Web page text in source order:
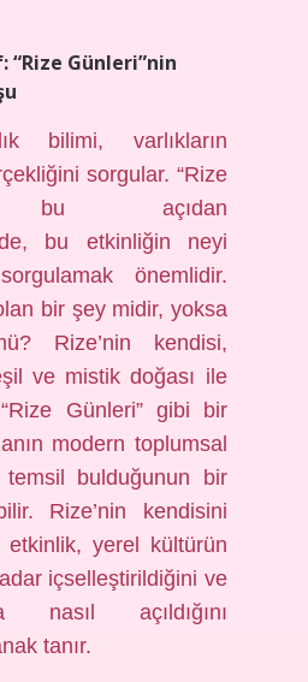
Günleri”nin
bilimi, varlıkların
sorgular. “Rize
bu açıdan
bu etkinliğin neyi
önemlidir.
bir şey midir, yoksa
Rize’nin kendisi,
ve mistik doğası ile
Günleri” gibi bir
modern toplumsal
temsil bulduğunun bir
Rize’nin kendisini
yerel kültürün
içselleştirildiğini ve
nasıl açıldığını
tanır.